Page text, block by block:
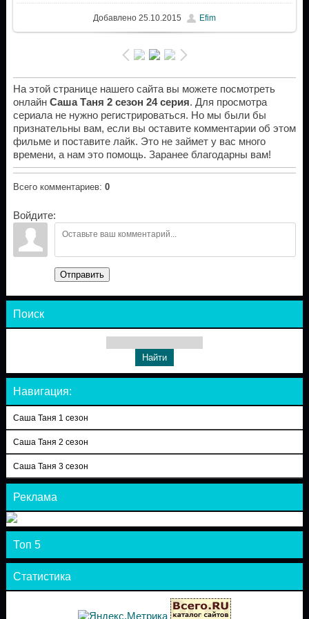
Добавлено25.10.2015 Efim
На этой странице нашего сайта вы можете посмотреть
онлайн Саша Таня 2 сезон 24 серия. Для просмотра
сериала не нужно регистрироваться. Но мы были бы
признательны вам, если вы оставите комментарии об этом
фильме и поставите лайк. Это не займет у вас много
времени, а нам это помощь. Заранее благодарны вам!
Всего комментариев: 0
Войдите:
Отправить
Поиск
Навигация:
Саша Таня 1 сезон
Саша Таня 2 сезон
Саша Таня 3 сезон
Реклама
Топ 5
Статистика